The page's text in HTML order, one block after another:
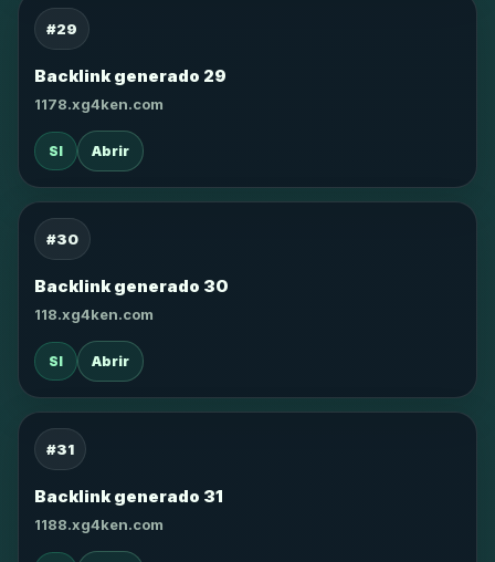
#29
Backlink generado 29
1178.xg4ken.com
SI Abrir
#30
Backlink generado 30
118.xg4ken.com
SI Abrir
#31
Backlink generado 31
1188.xg4ken.com